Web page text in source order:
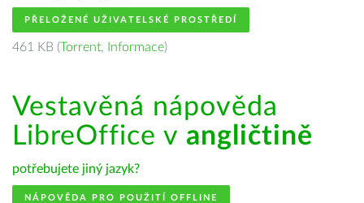
PŘELOŽENÉ UŽIVATELSKÉ PROSTŘEDÍ
461 KB (Torrent, Informace)
Vestavěná nápověda
LibreOffice v angličtině
potřebujete jiný jazyk?
NÁPOVĚDA PRO POUŽITÍ OFFLINE